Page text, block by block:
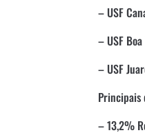
– USF
– USF
– USF
Principais
– 13,2%